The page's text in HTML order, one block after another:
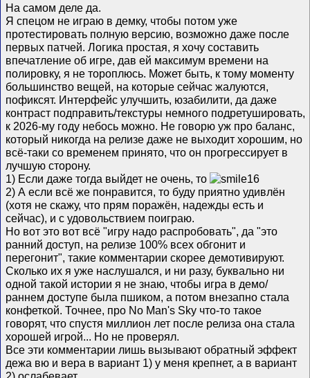
На самом деле да.
Я спецом не играю в демку, чтобы потом уже
протестировать полную версию, возможно даже после
первых патчей. Логика простая, я хочу составить
впечатление об игре, дав ей максимум времени на
полировку, я не тороплюсь. Может быть, к тому моменту
большинство вещей, на которые сейчас жалуются,
пофиксят. Интерфейс улучшить, юзабилити, да даже
контраст подправить/текстуры немного подретушировать,
к 2026-му году небось можно. Не говорю уж про баланс,
который никогда на релизе даже не выходит хорошим, но
всё-таки со временем принято, что он прогрессирует в
лучшую сторону.
1) Если даже тогда выйдет не очень, то
2) А если всё же понравится, то буду приятно удивлён
(хотя не скажу, что прям поражён, надежды есть и
сейчас), и с удовольствием поиграю.
Но вот это вот всё "игру надо распробовать", да "это
ранний доступ, на релизе 100% всех обгонит и
перегонит", такие комментарии скорее демотивируют.
Сколько их я уже наслушался, и ни разу, буквально ни
одной такой истории я не знаю, чтобы игра в демо/
раннем доступе была пшиком, а потом внезапно стала
конфеткой. Точнее, про No Man's Sky что-то такое
говорят, что спустя миллион лет после релиза она стала
хорошей игрой... Но не проверял.
Все эти комментарии лишь вызывают обратный эффект
дежа вю и вера в вариант 1) у меня крепнет, а в вариант